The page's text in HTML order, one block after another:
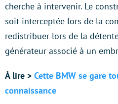
cherche à intervenir. Le
soit interceptée lors de la
redistribuer lors de la
générateur associé à un
À lire > Cette BMW se gare
connaissance